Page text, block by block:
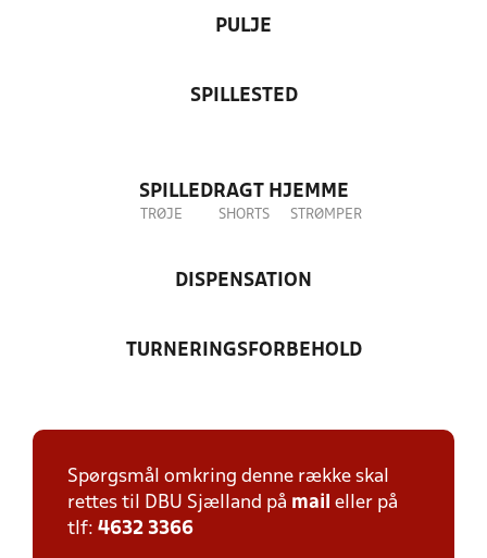
PULJE
SPILLESTED
SPILLEDRAGT HJEMME
TRØJE SHORTS STRØMPER
DISPENSATION
TURNERINGSFORBEHOLD
Spørgsmål omkring denne række skal
rettes til DBU Sjælland på mail eller på
tlf: 4632 3366